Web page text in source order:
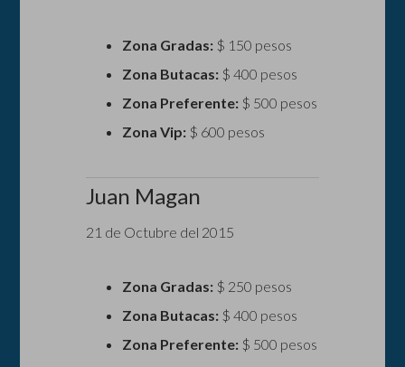
Zona Gradas: $ 150 pesos
Zona Butacas: $ 400 pesos
Zona Preferente: $ 500 pesos
Zona Vip: $ 600 pesos
Juan Magan
21 de Octubre del 2015
Zona Gradas: $ 250 pesos
Zona Butacas: $ 400 pesos
Zona Preferente: $ 500 pesos